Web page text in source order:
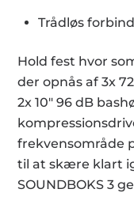
Trådløs
Hold fest hvor
der opnås af 3x
2x 10″ 96 dB
frekvensområde
til at skære klart
SOUNDBOKS 3